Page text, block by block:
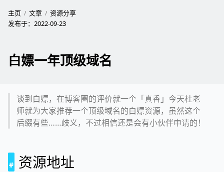
主页 文章
资源分享
发布于： 2022-09-23
白嫖一年顶级域名
谈到白嫖，在博客圈的评价就一个「真香」今天杜老
师就为大家推荐一个顶级域名的白嫖资源，虽然这个
后缀有些……歧义，不过相信还是会有小伙伴申请的！
资源地址